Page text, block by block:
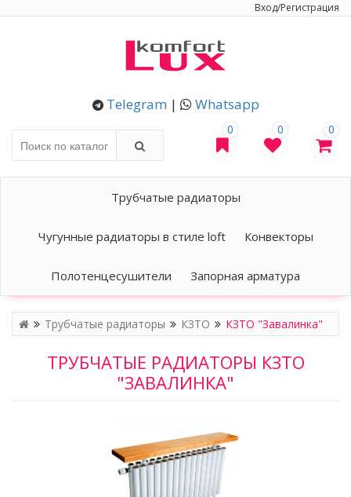
Вход/Регистрация
Telegram | Whatsapp
0 0 0
Трубчатые радиаторы
Чугунные радиаторы в стиле loft Конвекторы
Полотенцесушители Запорная арматура
Трубчатые радиаторы КЗТО КЗТО "Завалинка"
ТРУБЧАТЫЕ РАДИАТОРЫ КЗТО
"ЗАВАЛИНКА"